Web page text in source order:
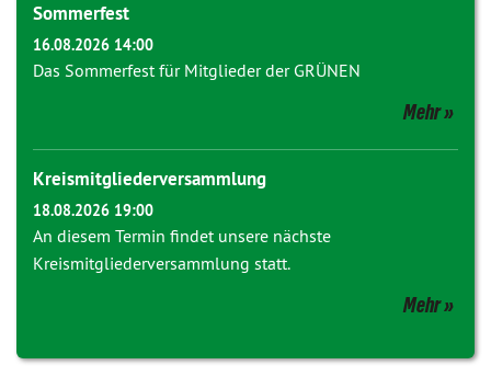
Sommerfest
16.08.2026 14:00
Das Sommerfest für Mitglieder der GRÜNEN
Mehr
Kreismitgliederversammlung
18.08.2026 19:00
An diesem Termin findet unsere nächste
Kreismitgliederversammlung statt.
Mehr